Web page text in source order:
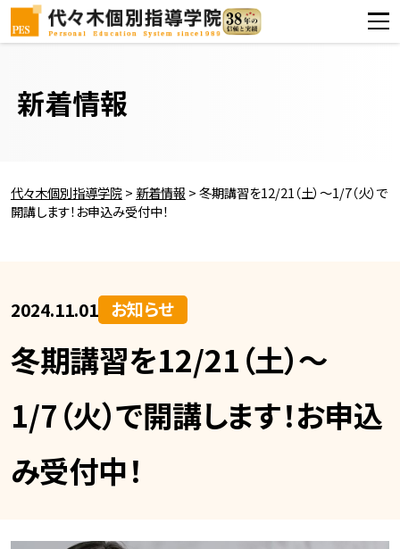
新着情報
代々木個別指導学院> 新着情報 >冬期講習を12/21（土）～1/7（火）で
開講します！お申込み受付中！
2024.11.01 お知らせ
冬期講習を12/21（土）～
1/7（火）で開講します！お申込
み受付中！